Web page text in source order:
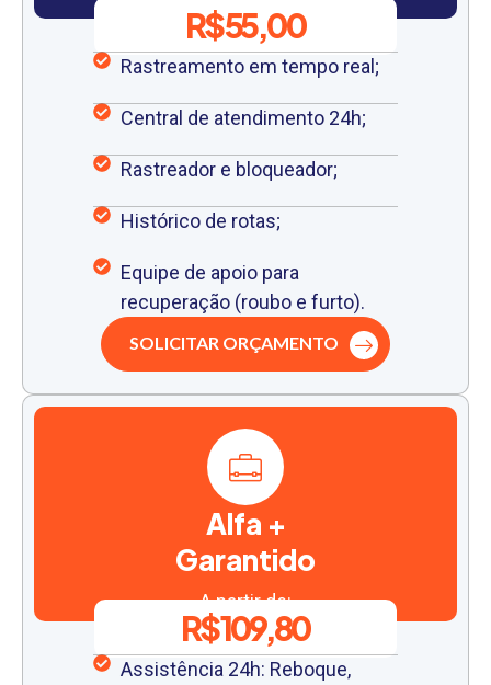
R$ 55,00
Rastreamento em tempo real;
Central de atendimento 24h;
Rastreador e bloqueador;
Histórico de rotas;
Equipe de apoio para
recuperação (roubo e furto).
SOLICITAR ORÇAMENTO
Alfa +
Garantido
A partir de:
R$ 109,80
Assistência 24h: Reboque,